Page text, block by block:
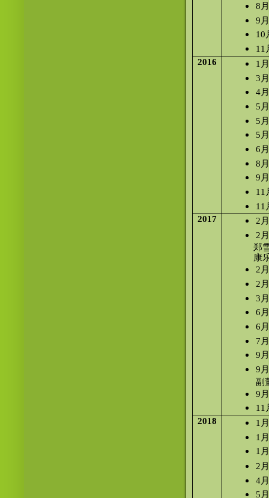
8
9
10
11
2016
1
3
4
5
5
5
6
8
9
11
2017
2
2
郑
康
2
2
3
6
6
7
9
9
副
9
11
2018
1
1
1
2
4
5